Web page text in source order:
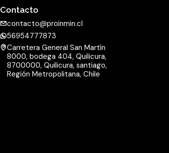
Contacto
contacto@proinmin.cl
56954777873
Carretera General San Martín
8000, bodega 404, Quilicura,
8700000, Quilicura, santiago,
Región Metropolitana, Chile